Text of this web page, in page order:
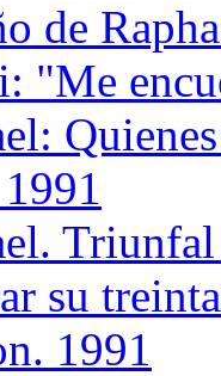
de
"Me
su
1991